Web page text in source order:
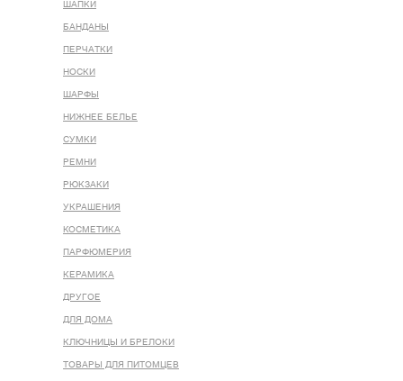
ШАПКИ
БАНДАНЫ
ПЕРЧАТКИ
НОСКИ
ШАРФЫ
НИЖНЕЕ БЕЛЬЕ
СУМКИ
РЕМНИ
РЮКЗАКИ
УКРАШЕНИЯ
КОСМЕТИКА
ПАРФЮМЕРИЯ
КЕРАМИКА
ДРУГОЕ
ДЛЯ ДОМА
КЛЮЧНИЦЫ И БРЕЛОКИ
ТОВАРЫ ДЛЯ ПИТОМЦЕВ